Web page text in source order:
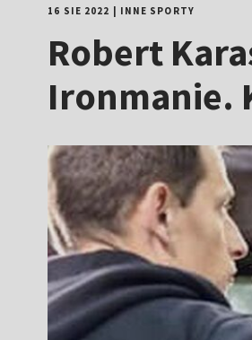
16 SIE 2022 INNE SPORTY
Robert
Ironmanie.